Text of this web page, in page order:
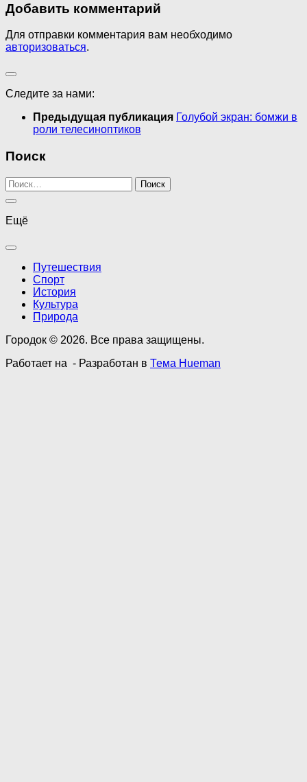
Добавить комментарий
Для отправки комментария вам необходимо
авторизоваться.
Следите за нами:
Предыдущая публикация Голубой экран: бомжи в
роли телесиноптиков
Поиск
Найти:
Ещё
Путешествия
Спорт
История
Культура
Природа
Городок © 2026. Все права защищены.
Работает на - Разработан в Тема Hueman